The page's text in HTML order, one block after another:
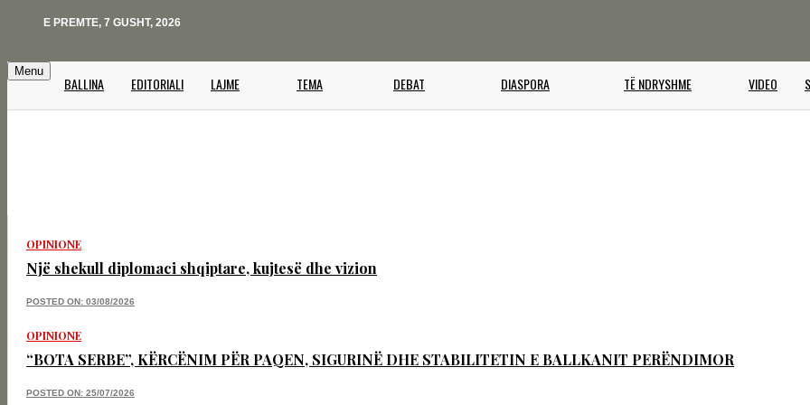
E PREMTE, 7 GUSHT, 2026
Menu
BALLINA EDITORIALI LAJME TEMA DEBAT DIASPORA TË NDRYSHME VIDEO
OPINIONE
Një shekull diplomaci shqiptare, kujtesë dhe vizion
POSTED ON: 03/08/2026
OPINIONE
“BOTA SERBE”, KËRCËNIM PËR PAQEN, SIGURINË DHE STABILITETIN E BALLKANIT PERËNDIMOR
POSTED ON: 25/07/2026